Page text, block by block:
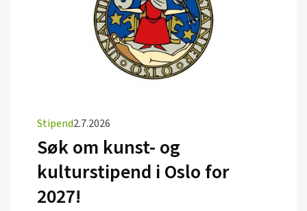
Stipend2.7.2026
Søk om kunst- og
kulturstipend i Oslo for
2027!